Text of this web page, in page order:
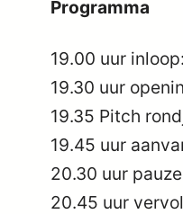
Programma
19.00 uur inloop:
19.30 uur
19.35 Pitch
19.45 uur
20.30 uur pauze
20.45 uur